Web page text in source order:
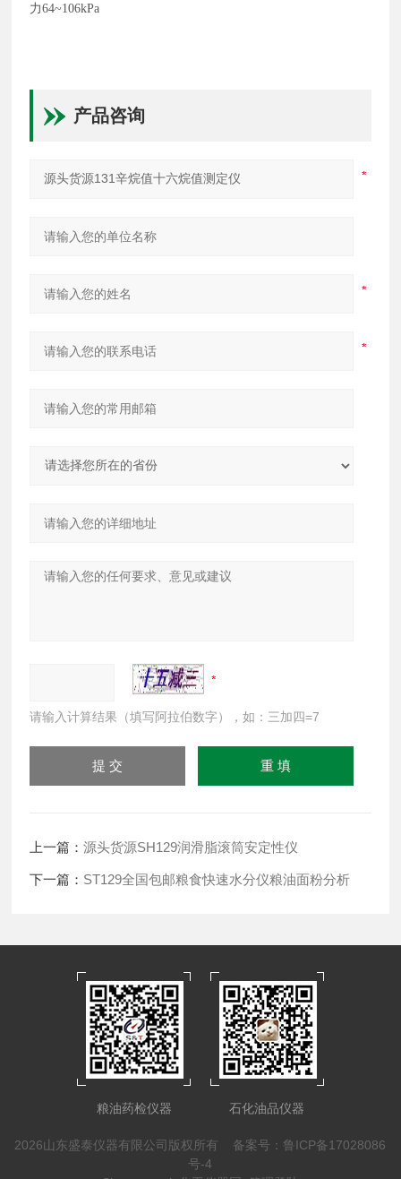
力64~106kPa
产品咨询
请输入计算结果（填写阿拉伯数字），如：三加四=7
上一篇：源头货源SH129润滑脂滚筒安定性仪
下一篇： ST129全国包邮粮食快速水分仪粮油面粉分析
粮油药检仪器 石化油品仪器
2026山东盛泰仪器有限公司版权所有 备案号：鲁ICP备17028086
号-4